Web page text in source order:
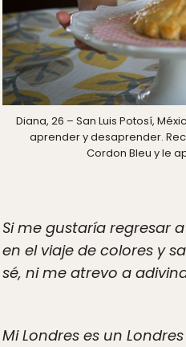
Diana, 26 – San Luis Potosí,
aprender y desaprender.
Cordon Bleu y le
Si me gustaría regresar
en el viaje de colores y
sé, ni me atrevo a
Mi Londres es un